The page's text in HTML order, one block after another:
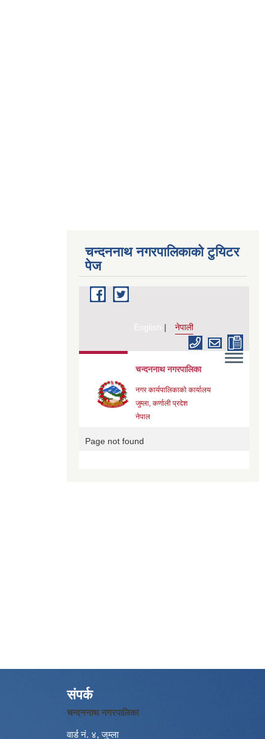
चन्दननाथ नगरपालिकाको टुयिटर
पेज
संपर्क
चन्दननाथ नगरपालिका
वार्ड नं. ४, जुम्ला